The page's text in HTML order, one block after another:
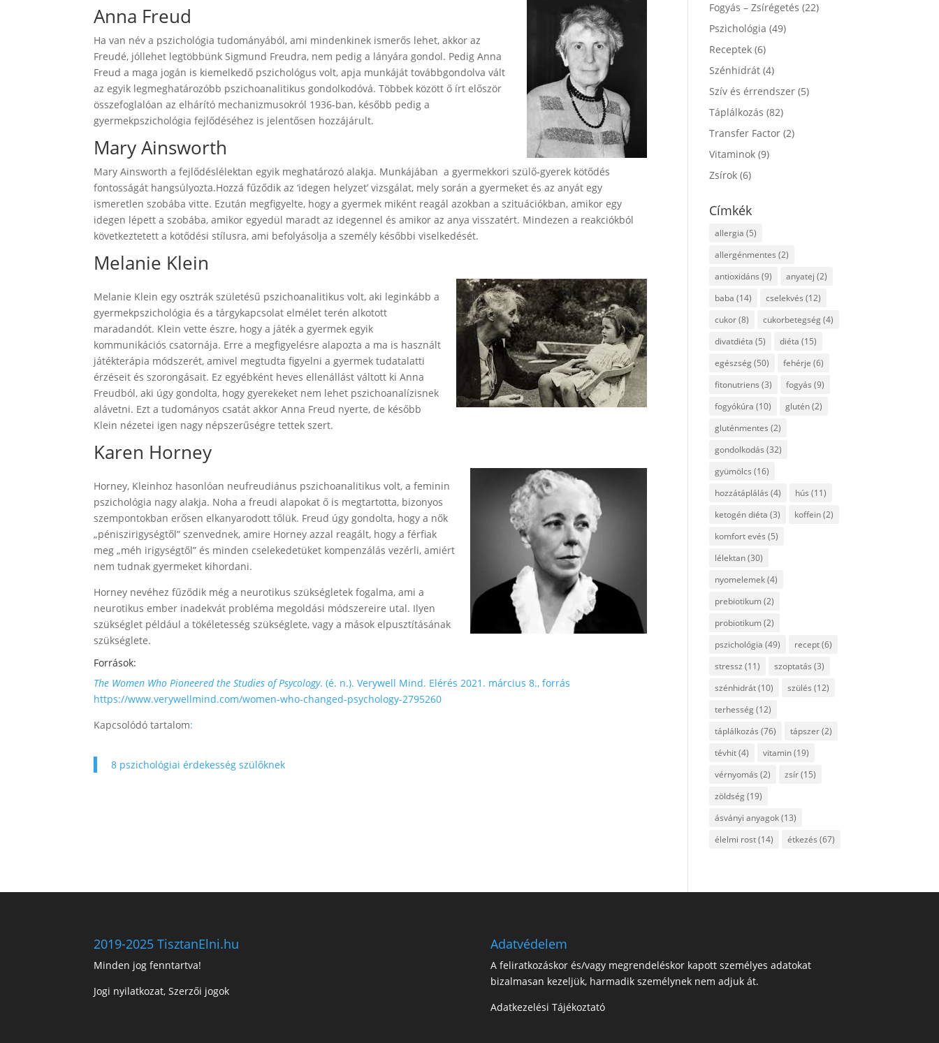
Anna Freud
Ha van név a pszichológia tudományából, ami mindenkinek ismerős lehet, akkor az
Freudé, jóllehet legtöbbünk Sigmund Freudra, nem pedig a lányára gondol. Pedig Anna
Freud a maga jogán is kiemelkedő pszichológus volt, apja munkáját továbbgondolva vált
az egyik legmeghatározóbb pszichoanalitikus gondolkodóvá. Többek között ő írt először
összefoglalóan az elhárító mechanizmusokról 1936-ban, később pedig a
gyermekpszichológia fejlődéséhez is jelentősen hozzájárult.
Mary Ainsworth
Mary Ainsworth a fejlődéslélektan egyik meghatározó alakja. Munkájában a gyermekkori szülő-gyerek kötődés
fontosságát hangsúlyozta.Hozzá fűződik az ‘idegen helyzet’ vizsgálat, mely során a gyermeket és az anyát egy
ismeretlen szobába vitte. Ezután megfigyelte, hogy a gyermek miként reagál azokban a szituációkban, amikor egy
idegen lépett a szobába, amikor egyedül maradt az idegennel és amikor az anya visszatért. Mindezen a reakciókból
következtetett a kötődési stílusra, ami befolyásolja a személy későbbi viselkedését.
Melanie Klein
Melanie Klein egy osztrák születésű pszichoanalitikus volt, aki leginkább a
gyermekpszichológia és a tárgykapcsolat elmélet terén alkotott
maradandót. Klein vette észre, hogy a játék a gyermek egyik
kommunikációs csatornája. Erre a megfigyelésre alapozta a ma is használt
játékterápia módszerét, amivel megtudta figyelni a gyermek tudatalatti
érzéseit és szorongásait. Ez egyébként heves ellenállást váltott ki Anna
Freudból, aki úgy gondolta, hogy gyerekeket nem lehet pszichoanalízisnek
alávetni. Ezt a tudományos csatát akkor Anna Freud nyerte, de később
Klein nézetei igen nagy népszerűségre tettek szert.
Karen Horney
Horney, Kleinhoz hasonlóan neufreudiánus pszichoanalitikus volt, a feminin
pszichológia nagy alakja. Noha a freudi alapokat ő is megtartotta, bizonyos
szempontokban erősen elkanyarodott tőlük. Freud úgy gondolta, hogy a nők
„péniszirigységtől” szenvednek, amire Horney azzal reagált, hogy a férfiak
meg „méh irigységtől” és minden cselekedetüket kompenzálás vezérli, amiért
nem tudnak gyermeket kihordani.
Horney nevéhez fűződik még a neurotikus szükségletek fogalma, ami a
neurotikus ember inadekvát probléma megoldási módszereire utal. Ilyen
szükséglet például a tökéletesség szükséglete, vagy a mások elpusztításának
szükséglete.
Források:
The Women Who Pioneered the Studies of Psycology. (é. n.). Verywell Mind. Elérés 2021. március 8., forrás
https://www.verywellmind.com/women-who-changed-psychology-2795260
Kapcsolódó tartalom:
8 pszichológiai érdekesség szülőknek
Fogyás – Zsírégetés (22)
Pszichológia (49)
Receptek (6)
Szénhidrát (4)
Szív és érrendszer (5)
Táplálkozás (82)
Transfer Factor (2)
Vitaminok (9)
Zsírok (6)
Címkék
allergia (5)
allergénmentes (2)
antioxidáns (9) anyatej (2)
baba (14) cselekvés (12)
cukor(8) cukorbetegség(4)
divatdiéta (5) diéta (15)
egészség(50) fehérje (6)
fitonutriens (3) fogyás (9)
fogyókúra (10) glutén(2)
gluténmentes (2)
gondolkodás (32)
gyümölcs (16)
hozzátáplálás (4) hús (11)
ketogén diéta (3) koffein(2)
komfort evés (5)
lélektan(30)
nyomelemek(4)
prebiotikum(2)
probiotikum(2)
pszichológia (49) recept(6)
stressz (11) szoptatás (3)
szénhidrát(10) szülés (12)
terhesség(12)
táplálkozás (76) tápszer(2)
tévhit(4) vitamin(19)
vérnyomás (2) zsír(15)
zöldség(19)
ásványi anyagok(13)
élelmi rost(14) étkezés (67)
2019-2025 TisztanElni.hu
Minden jog fenntartva!
Jogi nyilatkozat, Szerzői jogok
Adatvédelem
A feliratkozáskor és/vagy megrendeléskor kapott személyes adatokat
bizalmasan kezeljük, harmadik személynek nem adjuk át.
Adatkezelési Tájékoztató